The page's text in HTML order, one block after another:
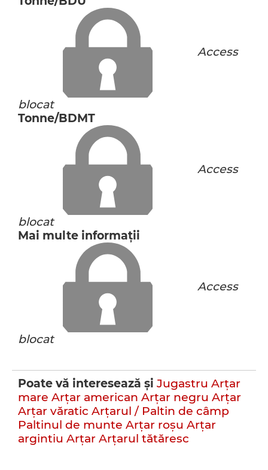
Access
blocat
Tonne/BDMT
Access
blocat
Mai multe informaţii
Access
blocat
Poate vă interesează şi Jugastru Arţar
mare Arțar american Arţar negru Arţar
Arţar văratic Arțarul / Paltin de câmp
Paltinul de munte Arţar roşu Arţar
argintiu Arţar Arțarul tătăresc